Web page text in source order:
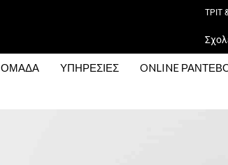
ΤΡΙΤ
ΟΜΑΔΑ ΥΠΗΡΕΣΙΕΣ ONLINE